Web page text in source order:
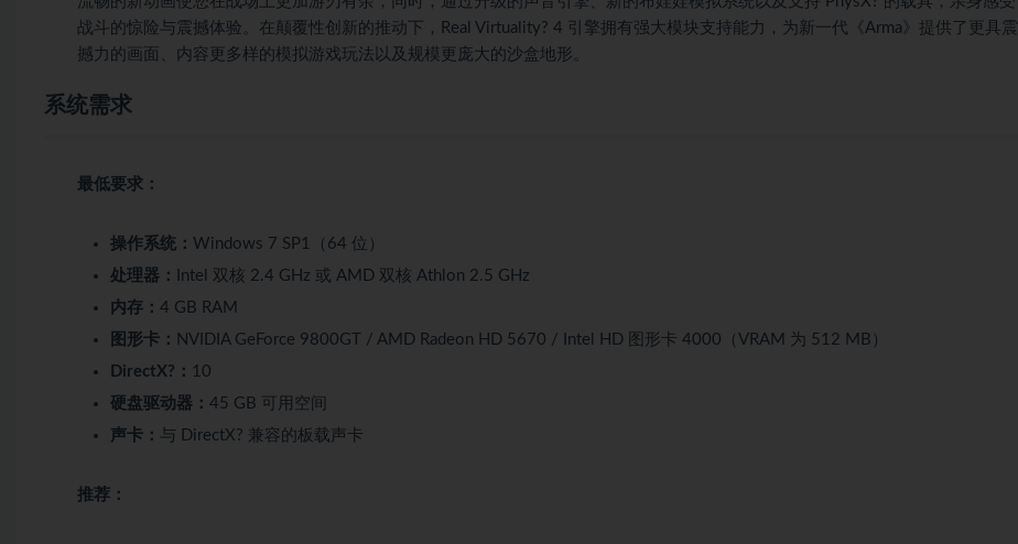
战斗的惊险与震撼体验。在颠覆性创新的推动下，Real Virtuality? 4 引擎拥有强大模块支持能力，为新一代《Arma》提供了更具震
撼力的画面、内容更多样的模拟游戏玩法以及规模更庞大的沙盒地形。
系统需求
最低要求：
操作系统： Windows 7 SP1（64 位）
处理器：
Intel 双核 2.4 GHz 或 AMD 双核 Athlon 2.5 GHz
内存： 4 GB RAM
图形卡： NVIDIA GeForce 9800GT / AMD Radeon HD 5670 / Intel HD 图形卡 4000（VRAM 为 512 MB）
DirectX?： 10
硬盘驱动器： 45 GB 可用空间
声卡： 与 DirectX? 兼容的板载声卡
推荐：